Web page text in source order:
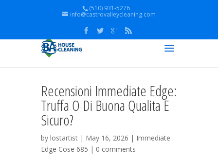
(510) 931-5276
info@castrovalleycleaning.com
Recensioni Immediate Edge:
Truffa O Di Buona Qualita E
Sicuro?
by lostartist | May 16, 2026 | Immediate
Edge Cose 685 | 0 comments